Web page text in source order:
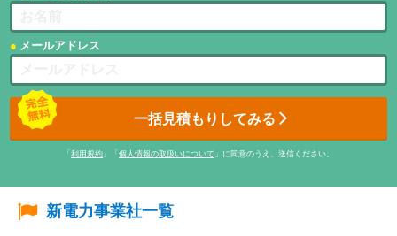
メールアドレス
一括見積もりしてみる
「 利用規約 」「 個人情報の取扱いについて 」に同意のうえ、送信ください。
新電力事業社一覧